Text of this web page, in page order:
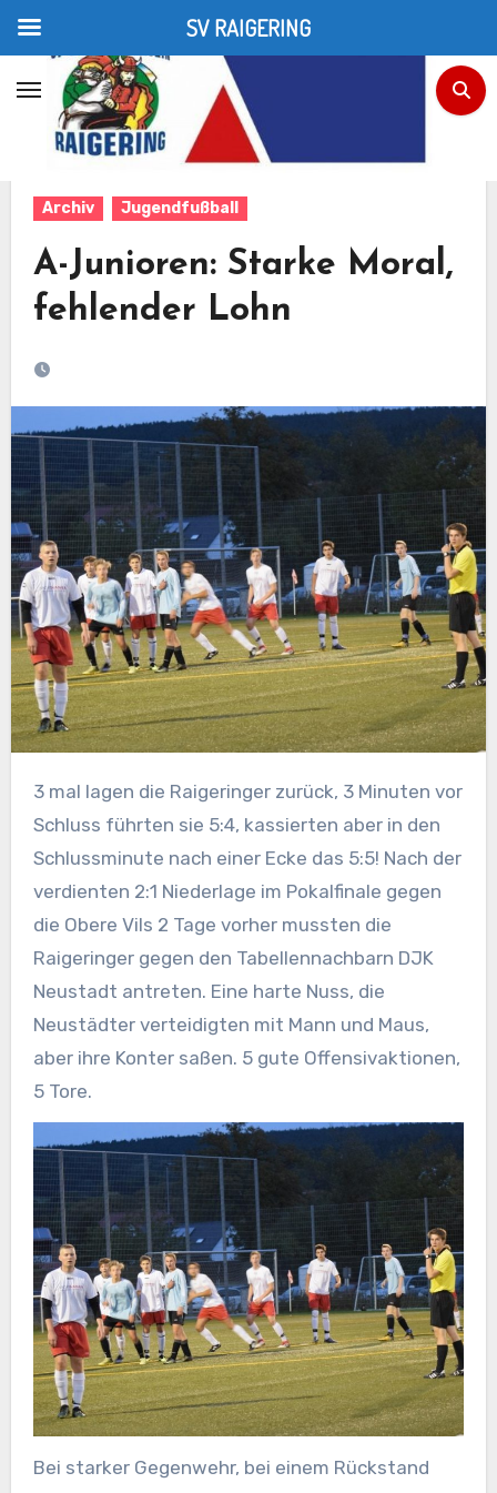
Inhalt
springen
Home
Jugendfußball
A-Junioren: Starke Moral, fehlender Lohn
Archiv Jugendfußball
A-Junioren: Starke Moral,
fehlender Lohn
3 mal lagen die Raigeringer zurück, 3 Minuten vor
Schluss führten sie 5:4, kassierten aber in den
Schlussminute nach einer Ecke das 5:5! Nach der
verdienten 2:1 Niederlage im Pokalfinale gegen
die Obere Vils 2 Tage vorher mussten die
Raigeringer gegen den Tabellennachbarn DJK
Neustadt antreten. Eine harte Nuss, die
Neustädter verteidigten mit Mann und Maus,
aber ihre Konter saßen. 5 gute Offensivaktionen,
5 Tore.
Bei starker Gegenwehr, bei einem Rückstand
SV RAIGERING